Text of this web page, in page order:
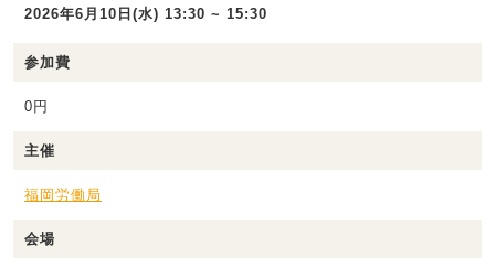
2026年6月10日(水) 13:30 ~ 15:30
参加費
0円
主催
福岡労働局
会場